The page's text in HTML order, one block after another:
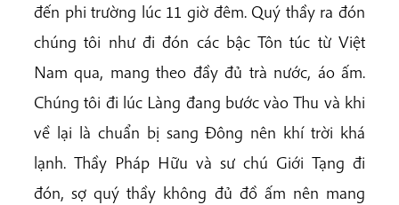
đến phi trường lúc 11 giờ đêm. Quý thầy ra đón
chúng tôi như đi đón các bậc Tôn túc từ Việt
Nam qua, mang theo đầy đủ trà nước, áo ấm.
Chúng tôi đi lúc Làng đang bước vào Thu và khi
về lại là chuẩn bị sang Đông nên khí trời khá
lạnh. Thầy Pháp Hữu và sư chú Giới Tạng đi
đón, sợ quý thầy không đủ đồ ấm nên mang